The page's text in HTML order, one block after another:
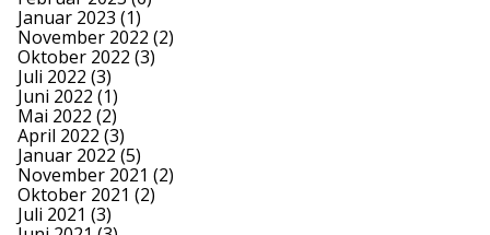
Januar 2023 (1)
November 2022 (2)
Oktober 2022 (3)
Juli 2022 (3)
Juni 2022 (1)
Mai 2022 (2)
April 2022 (3)
Januar 2022 (5)
November 2021 (2)
Oktober 2021 (2)
Juli 2021 (3)